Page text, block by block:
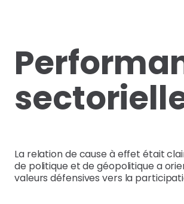
La relation de cause à effet était
de politique et de géopolitique a
valeurs défensives vers la